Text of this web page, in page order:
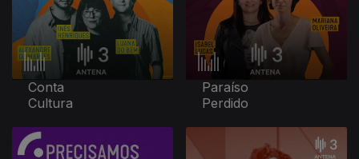
Conta
Cultura
Paraíso
Perdido